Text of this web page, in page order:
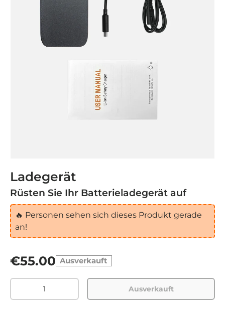
Ladegerät
Rüsten Sie Ihr Batterieladegerät auf
🔥 Personen sehen sich dieses Produkt gerade
an!
€55.00 Ausverkauft
Menge
Ausverkauft